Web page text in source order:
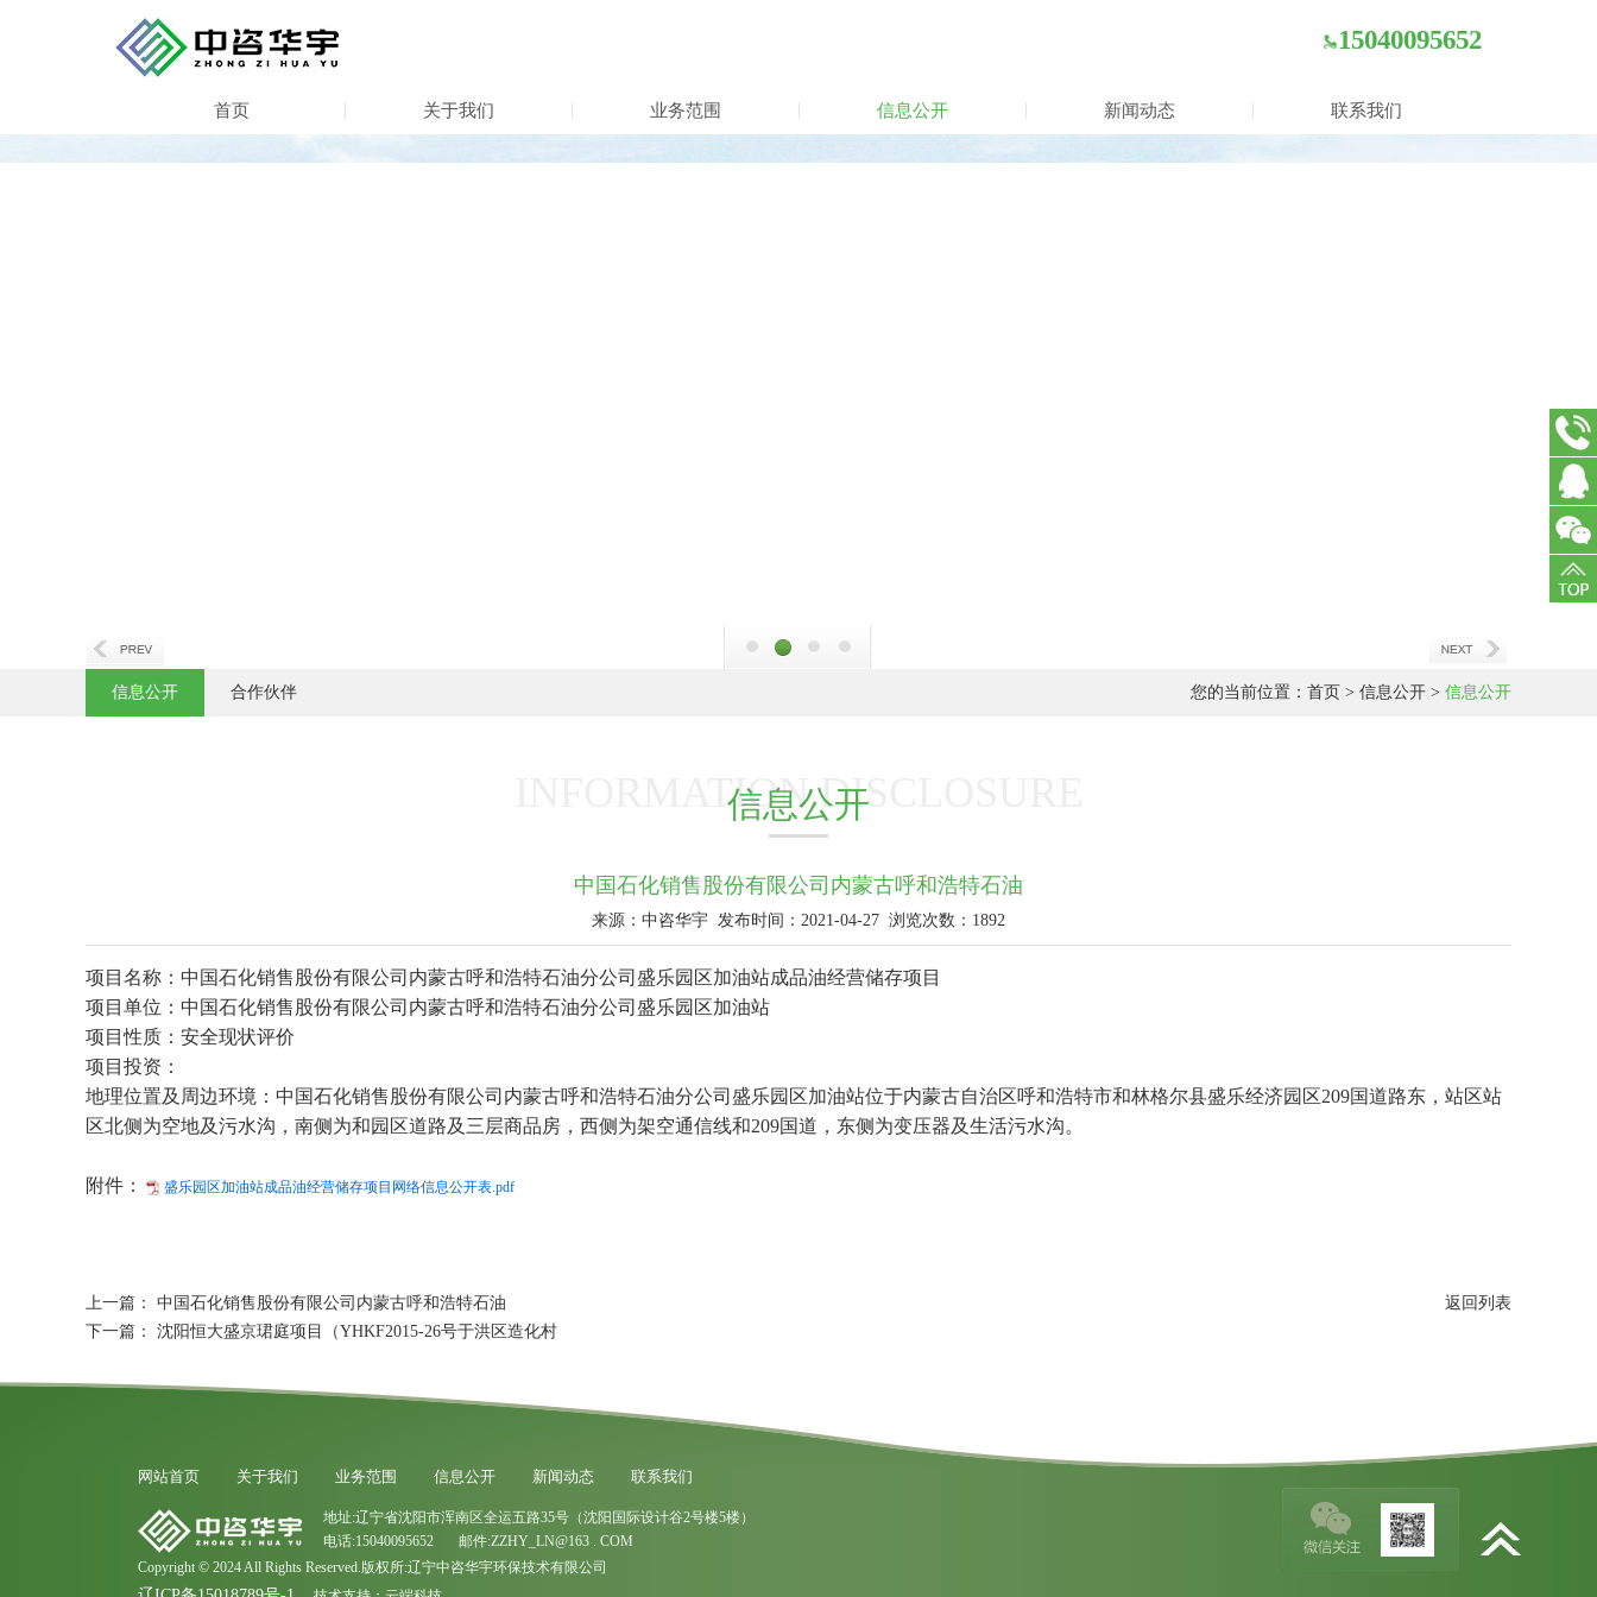
在线
客服
首页 关于我们 业务范围 信息公开 新闻动态 联系我们
15040095652
信息公开 合作伙伴 您的当前位置： 首页 > 信息公开 > 信息公开
INFORMATION DISCLOSURE
信息公开
中国石化销售股份有限公司内蒙古呼和浩特石油
来源：中咨华宇 发布时间：2021-04-27 浏览次数：1892
项目名称：中国石化销售股份有限公司内蒙古呼和浩特石油分公司盛乐园区加油站成品油经营储存项目
项目单位：中国石化销售股份有限公司内蒙古呼和浩特石油分公司盛乐园区加油站
项目性质：安全现状评价
项目投资：
地理位置及周边环境：中国石化销售股份有限公司内蒙古呼和浩特石油分公司盛乐园区加油站位于内蒙古自治区呼和浩特市和林格尔县盛乐经济园区209国道路东，站区站
区北侧为空地及污水沟，南侧为和园区道路及三层商品房，西侧为架空通信线和209国道，东侧为变压器及生活污水沟。
附件： 盛乐园区加油站成品油经营储存项目网络信息公开表.pdf
上一篇： 中国石化销售股份有限公司内蒙古呼和浩特石油
下一篇： 沈阳恒大盛京珺庭项目（YHKF2015-26号于洪区造化村
返回列表
网站首页 关于我们 业务范围 信息公开 新闻动态 联系我们
地址:辽宁省沈阳市浑南区全运五路35号（沈阳国际设计谷2号楼5楼）
电话:15040095652 邮件:ZZHY_LN@163 . COM
Copyright © 2024 All Rights Reserved.版权所:辽宁中咨华宇环保技术有限公司